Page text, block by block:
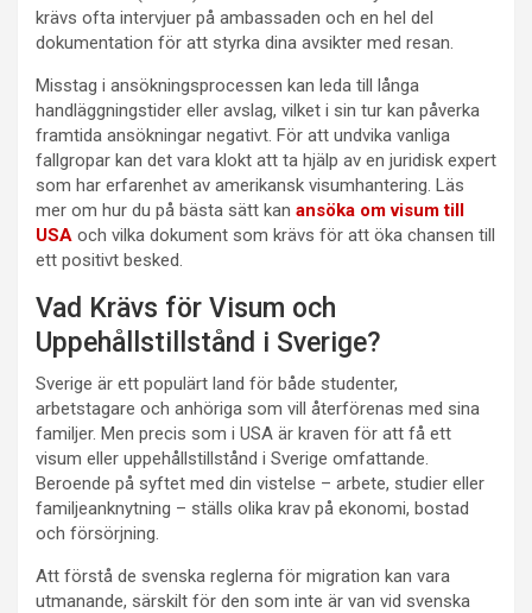
krävs ofta intervjuer på ambassaden och en hel del
dokumentation för att styrka dina avsikter med resan.
Misstag i ansökningsprocessen kan leda till långa
handläggningstider eller avslag, vilket i sin tur kan påverka
framtida ansökningar negativt. För att undvika vanliga
fallgropar kan det vara klokt att ta hjälp av en juridisk expert
som har erfarenhet av amerikansk visumhantering. Läs
mer om hur du på bästa sätt kan ansöka om visum till
USA och vilka dokument som krävs för att öka chansen till
ett positivt besked.
Vad Krävs för Visum och
Uppehållstillstånd i Sverige?
Sverige är ett populärt land för både studenter,
arbetstagare och anhöriga som vill återförenas med sina
familjer. Men precis som i USA är kraven för att få ett
visum eller uppehållstillstånd i Sverige omfattande.
Beroende på syftet med din vistelse – arbete, studier eller
familjeanknytning – ställs olika krav på ekonomi, bostad
och försörjning.
Att förstå de svenska reglerna för migration kan vara
utmanande, särskilt för den som inte är van vid svenska